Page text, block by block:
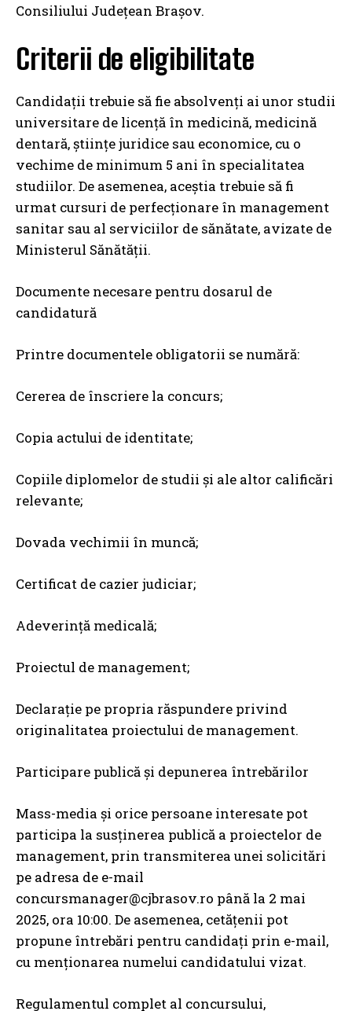
Consiliului Județean Brașov.
Criterii de eligibilitate
Candidații trebuie să fie absolvenți ai unor studii
universitare de licență în medicină, medicină
dentară, științe juridice sau economice, cu o
vechime de minimum 5 ani în specialitatea
studiilor. De asemenea, aceștia trebuie să fi
urmat cursuri de perfecționare în management
sanitar sau al serviciilor de sănătate, avizate de
Ministerul Sănătății.
Documente necesare pentru dosarul de
candidatură
Printre documentele obligatorii se numără:
Cererea de înscriere la concurs;
Copia actului de identitate;
Copiile diplomelor de studii și ale altor calificări
relevante;
Dovada vechimii în muncă;
Certificat de cazier judiciar;
Adeverință medicală;
Proiectul de management;
Declarație pe propria răspundere privind
originalitatea proiectului de management.
Participare publică și depunerea întrebărilor
Mass-media și orice persoane interesate pot
participa la susținerea publică a proiectelor de
management, prin transmiterea unei solicitări
pe adresa de e-mail
concursmanager@cjbrasov.ro până la 2 mai
2025, ora 10:00. De asemenea, cetățenii pot
propune întrebări pentru candidați prin e-mail,
cu menționarea numelui candidatului vizat.
Regulamentul complet al concursului,